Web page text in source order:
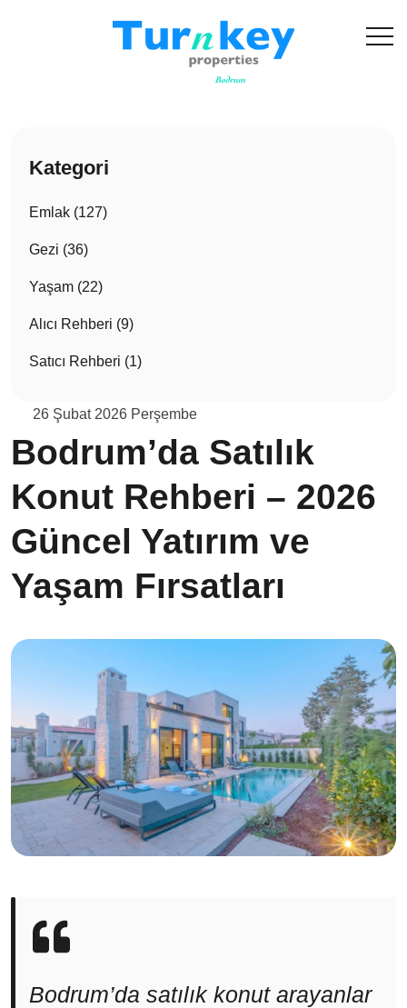
Kategori
Emlak (127)
Gezi (36)
Yaşam (22)
Alıcı Rehberi (9)
Satıcı Rehberi (1)
26 Şubat 2026 Perşembe
Bodrum’da Satılık
Konut Rehberi – 2026
Güncel Yatırım ve
Yaşam Fırsatları
Bodrum’da satılık konut arayanlar